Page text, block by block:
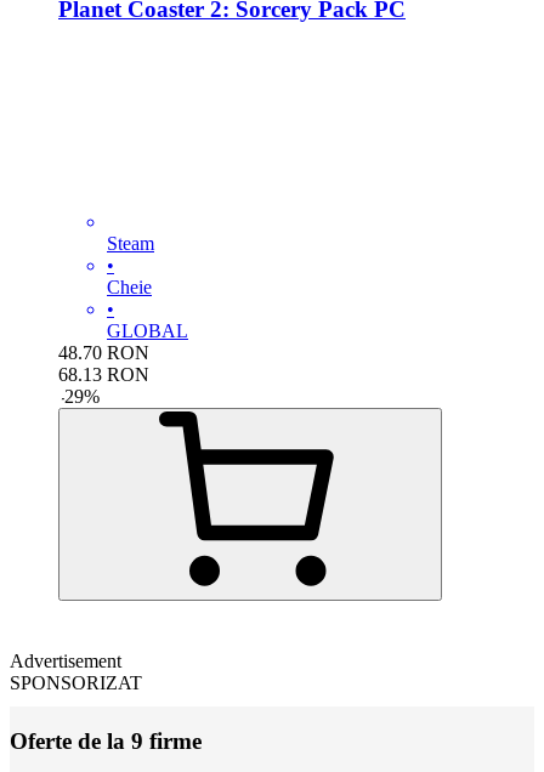
Planet Coaster 2: Sorcery Pack PC
Steam
•
Cheie
•
GLOBAL
48.70 RON
68.13 RON
-29%
Advertisement
SPONSORIZAT
Oferte de la 9 firme